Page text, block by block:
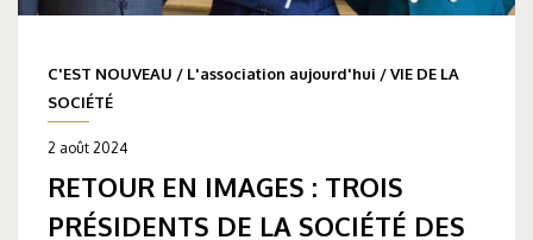
C'EST NOUVEAU / L'association aujourd'hui /VIE DE LA
SOCIÉTÉ
2 août 2024
RETOUR EN IMAGES : TROIS
PRÉSIDENTS DE LA SOCIÉTÉ DES